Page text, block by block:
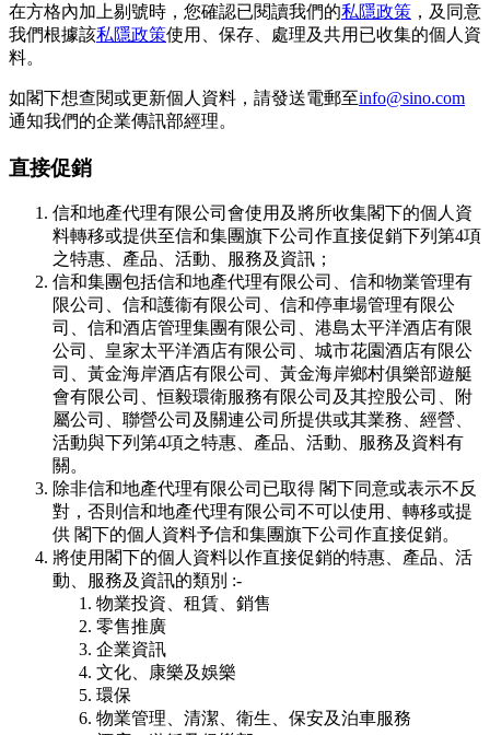
在方格內加上剔號時，您確認已閱讀我們的私隱政策 ，及同意
我們根據該私隱政策使用、保存、處理及共用已收集的個人資
料。
如閣下想查閱或更新個人資料，請發送電郵至info@sino.com
通知我們的企業傳訊部經理。
直接促銷
信和地產代理有限公司會使用及將所收集閣下的個人資
料轉移或提供至信和集團旗下公司作直接促銷下列第4項
之特惠、產品、活動、服務及資訊；
信和集團包括信和地產代理有限公司、信和物業管理有
限公司、信和護衞有限公司、信和停車場管理有限公
司、信和酒店管理集團有限公司、港島太平洋酒店有限
公司、皇家太平洋酒店有限公司、城市花園酒店有限公
司、黃金海岸酒店有限公司、黃金海岸鄉村俱樂部遊艇
會有限公司、恒毅環衛服務有限公司及其控股公司、附
屬公司、聯營公司及關連公司所提供或其業務、經營、
活動與下列第4項之特惠、產品、活動、服務及資料有
關。
除非信和地產代理有限公司已取得 閣下同意或表示不反
對，否則信和地產代理有限公司不可以使用、轉移或提
供 閣下的個人資料予信和集團旗下公司作直接促銷。
將使用閣下的個人資料以作直接促銷的特惠、產品、活
動、服務及資訊的類別 :-
物業投資、租賃、銷售
零售推廣
企業資訊
文化、康樂及娛樂
環保
物業管理、清潔、衛生、保安及泊車服務